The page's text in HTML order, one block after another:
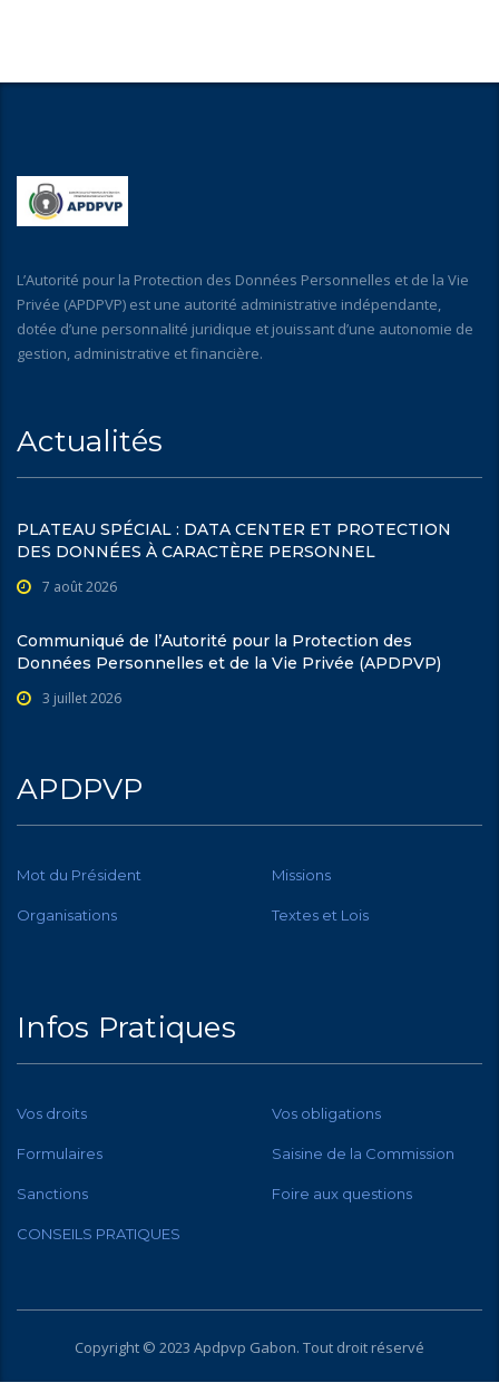
L’Autorité pour la Protection des Données Personnelles et de la Vie
Privée (APDPVP) est une autorité administrative indépendante,
dotée d’une personnalité juridique et jouissant d’une autonomie de
gestion, administrative et financière.
Actualités
PLATEAU SPÉCIAL : DATA CENTER ET PROTECTION
DES DONNÉES À CARACTÈRE PERSONNEL
7 août 2026
Communiqué de l’Autorité pour la Protection des
Données Personnelles et de la Vie Privée (APDPVP)
3 juillet 2026
APDPVP
Mot du Président Missions
Organisations Textes et Lois
Infos Pratiques
Vos droits Vos obligations
Formulaires Saisine de la Commission
Sanctions Foire aux questions
CONSEILS PRATIQUES
Copyright © 2023 Apdpvp Gabon. Tout droit réservé